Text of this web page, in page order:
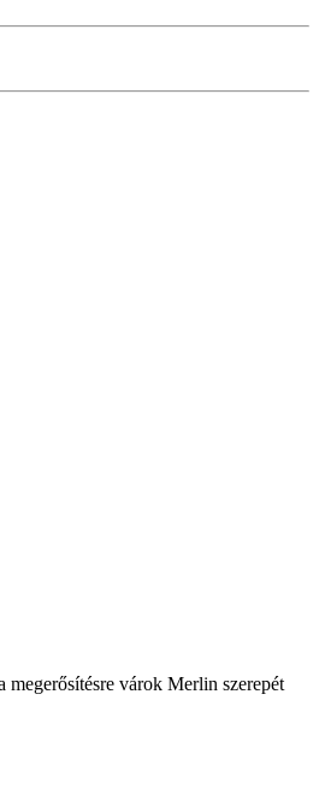
várok Merlin szerepét